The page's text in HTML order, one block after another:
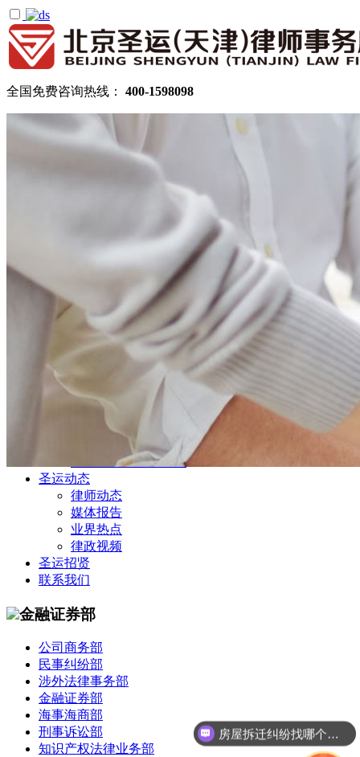
全国免费咨询热线： 400-1598098
律所公告
拆迁律师团队
民商律师团队
部门领域
公司商务部
民事纠纷部
涉外法律事务部
金融证券部
海事海商部
刑事诉讼部
知识产权法律业务部
圣运动态
律师动态
媒体报告
业界热点
律政视频
圣运招贤
联系我们
金融证券部
公司商务部
民事纠纷部
涉外法律事务部
金融证券部
海事海商部
刑事诉讼部
知识产权法律业务部
房屋拆迁纠纷找哪个部门？